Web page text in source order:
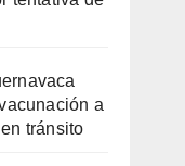
a
tránsito